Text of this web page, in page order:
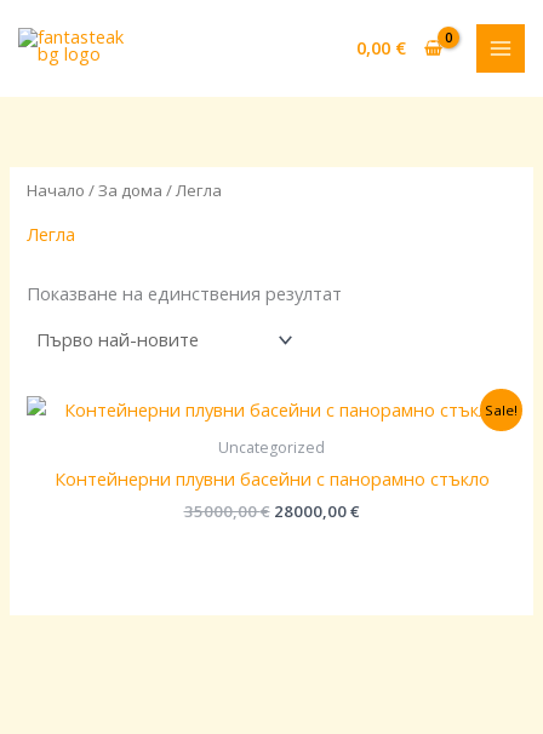
content
0,00 €
Начало /За дома / Легла
Легла
Показване на единствения резултат
Sale!
Uncategorized
Контейнерни плувни басейни с панорамно стъкло
35000,00€
Original
was:
28000,00€
Текущата
цена